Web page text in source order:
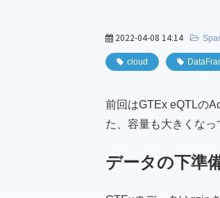
2022-04-08 14:14
cloud
前回はGTEx eQTLの
た、容量も大きくな
データの下準